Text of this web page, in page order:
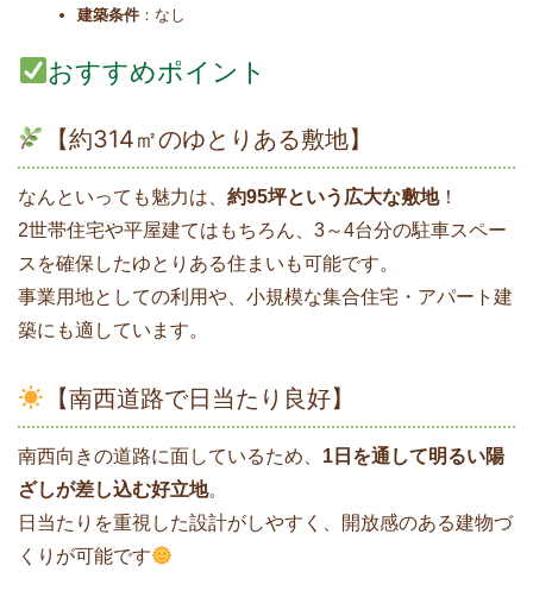
建築条件 ：なし
おすすめポイント
【約314㎡のゆとりある敷地】
なんといっても魅力は、 約95坪という広大な敷地！
2世帯住宅や平屋建てはもちろん、3～4台分の駐車スペー
スを確保したゆとりある住まいも可能です。
事業用地としての利用や、小規模な集合住宅・アパート建
築にも適しています。
【南西道路で日当たり良好】
南西向きの道路に面しているため、 1日を通して明るい陽
ざしが差し込む好立地。
日当たりを重視した設計がしやすく、開放感のある建物づ
くりが可能です